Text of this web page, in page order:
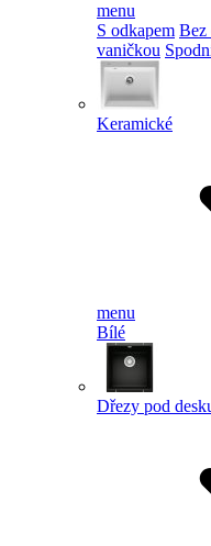
menu
S odkapem Bez
vaničkou
Keramické
menu
Bílé
Dřezy pod